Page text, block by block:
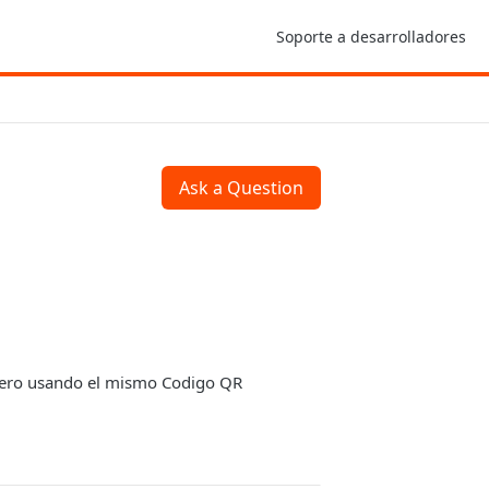
Soporte a desarrolladores
Ask a Question
usando el mismo Codigo QR